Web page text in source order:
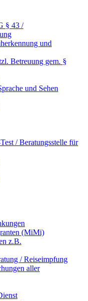
§ 43 /
und
Betreuung gem. §
und Sehen
/ Beratungsstelle für
(MiMi)
z.B.
/ Reiseimpfung
aller